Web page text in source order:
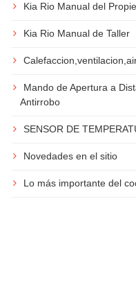
Kia Rio Manual del
Kia Rio Manual de Taller
Mando de Apertura a
Antirrobo
SENSOR DE
Novedades en el sitio
Lo más importante del